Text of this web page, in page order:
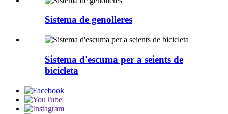
Sistema de genolleres
Sistema d'escuma per a seients de
bicicleta